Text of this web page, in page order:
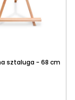
sztaluga - 68 cm